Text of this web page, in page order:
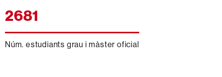
2681
Núm. estudiants grau i màster oficial